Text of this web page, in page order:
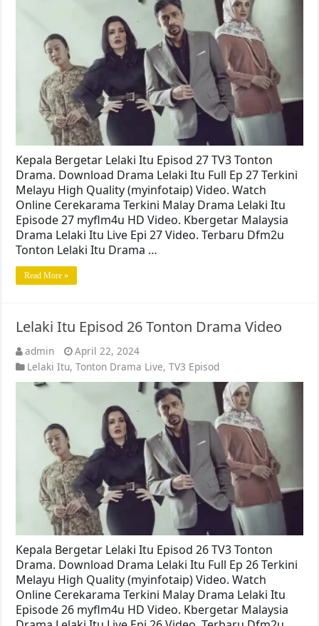
Kepala Bergetar Lelaki Itu Episod 27 TV3 Tonton
Drama. Download Drama Lelaki Itu Full Ep 27 Terkini
Melayu High Quality (myinfotaip) Video. Watch
Online Cerekarama Terkini Malay Drama Lelaki Itu
Episode 27 myflm4u HD Video. Kbergetar Malaysia
Drama Lelaki Itu Live Epi 27 Video. Terbaru Dfm2u
Tonton Lelaki Itu Drama …
Read More »
Lelaki Itu Episod 26 Tonton Drama Video
admin
April 22, 2024
Lelaki Itu,Tonton Drama Live,TV3 Episod
Kepala Bergetar Lelaki Itu Episod 26 TV3 Tonton
Drama. Download Drama Lelaki Itu Full Ep 26 Terkini
Melayu High Quality (myinfotaip) Video. Watch
Online Cerekarama Terkini Malay Drama Lelaki Itu
Episode 26 myflm4u HD Video. Kbergetar Malaysia